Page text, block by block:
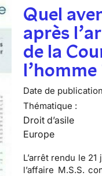
Quel
après
de la
l’homme
Date de
Thématique :
Droit d’asile
Europe
L’arrêt rendu le
l’affaire M.S.S.